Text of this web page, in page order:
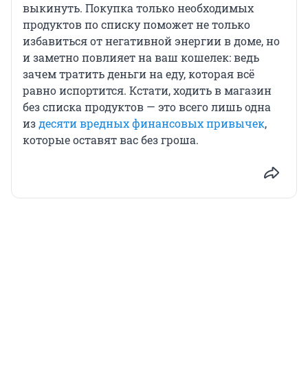
выкинуть. Покупка только необходимых
продуктов по списку поможет не только
избавиться от негативной энергии в доме, но
и заметно повлияет на ваш кошелек: ведь
зачем тратить деньги на еду, которая всё
равно испортится. Кстати, ходить в магазин
без списка продуктов — это всего лишь одна
издесяти вредных финансовых привычек,
которые оставят вас без гроша.